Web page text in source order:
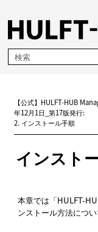
メ
【公式】HULFT-HUB
年12月1日_第17版発行:
2. インストール手順
インスト
本章では「HULFT-
ンストール方法につい